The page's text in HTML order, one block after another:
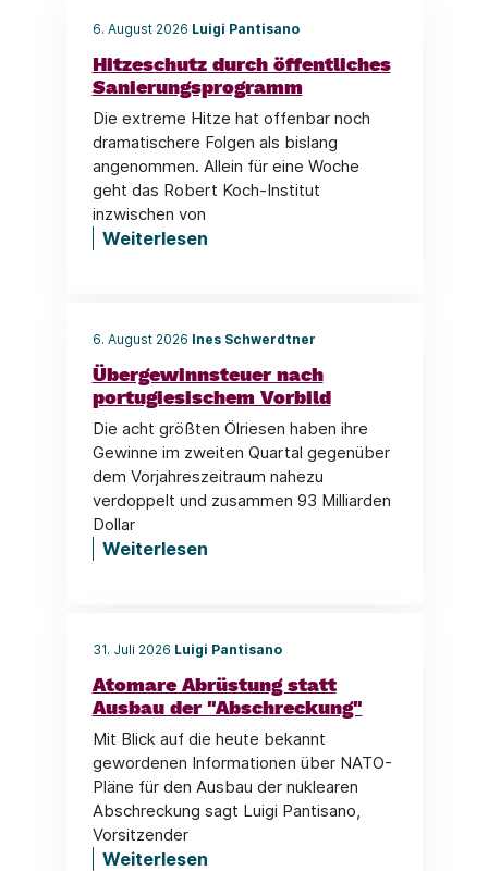
6. August 2026 Luigi Pantisano
Hitzeschutz durch öffentliches
Sanierungsprogramm
Die extreme Hitze hat offenbar noch
dramatischere Folgen als bislang
angenommen. Allein für eine Woche
geht das Robert Koch-Institut
inzwischen von
Weiterlesen
6. August 2026 Ines Schwerdtner
Übergewinnsteuer nach
portugiesischem Vorbild
Die acht größten Ölriesen haben ihre
Gewinne im zweiten Quartal gegenüber
dem Vorjahreszeitraum nahezu
verdoppelt und zusammen 93 Milliarden
Dollar
Weiterlesen
31. Juli 2026 Luigi Pantisano
Atomare Abrüstung statt
Ausbau der "Abschreckung"
Mit Blick auf die heute bekannt
gewordenen Informationen über NATO-
Pläne für den Ausbau der nuklearen
Abschreckung sagt Luigi Pantisano,
Vorsitzender
Weiterlesen